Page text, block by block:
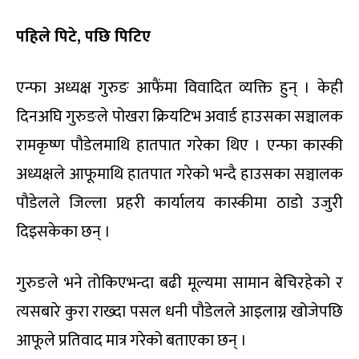
पहिले पिटे, पछि पिटिए
एन्फा अध्यक्ष गुरुङ आफैंमा विवादित व्यक्ति हुन् । केही
दिनअघि गुरुङले पोखरा क्रियटिभ अवार्ड हाउसका सञ्चालक
रामकृष्ण पौडेलमाथि हातपात गरेका थिए । एन्फा कास्की
अध्यक्षले आफूमाथि हातपात गरेको भन्दै हाउसका सञ्चालक
पौडेलले जिल्ला प्रहरी कार्यालय कास्कीमा ठाडो उजुरी
दिइसकेका छन् ।
गुरुङले भने तोकिएभन्दा बढी मूल्यमा सामान बेचिरहेको र
त्यसबारे कुरा राख्दा पसल धनी पौडेलले आइलाग्न खोजेपछि
आफूले प्रतिवाद मात्र गरेको बताएका छन् ।